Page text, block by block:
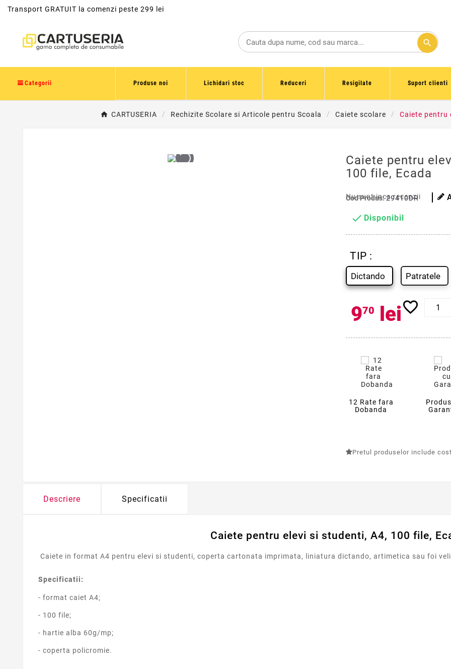
Transport GRATUIT la comenzi peste 299 lei
search
Categorii Produse noi Lichidari stoc Reduceri Resigilate Suport clienti
CARTUSERIA Rechizite Scolare si Articole pentru Scoala Caiete scolare Caiete pentru
Caiete pentru
100 file, Ecada
Cod Produs:29410DR
Nu sunt inca recenzii
 Disponibil
TIP :
Dictando Patratele
970 leifavorite_border
12 Rate fara
Dobanda
Pretul produselor include
Descriere Specificatii
Caiete pentru elevi si studenti, A4, 100 file,
Caiete in format A4 pentru elevi si studenti, coperta cartonata imprimata, liniatura dictando, artimetica sau foi
Specificatii:
- format caiet A4;
- 100 file;
- hartie alba 60g/mp;
- coperta policromie.